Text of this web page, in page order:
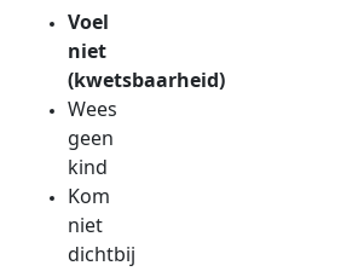
Voel
niet
(kwetsbaarheid)
Wees
geen
kind
Kom
niet
dichtbij